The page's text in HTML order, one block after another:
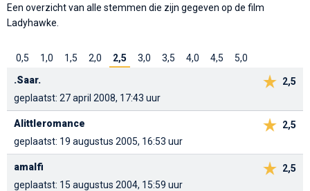
Een overzicht van alle stemmen die zijn gegeven op de film
Ladyhawke.
0,5 1,0 1,5 2,0 2,5 3,0 3,5 4,0 4,5 5,0
2,5
.Saar.
geplaatst: 27 april 2008, 17:43 uur
2,5
Alittleromance
geplaatst: 19 augustus 2005, 16:53 uur
2,5
amalfi
geplaatst: 15 augustus 2004, 15:59 uur